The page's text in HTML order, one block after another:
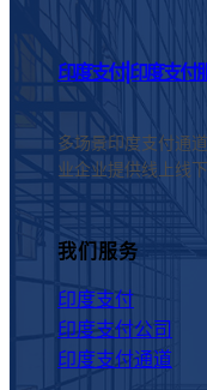
印度支付|印度支付
多场景印度支付通
业企业提供线上线
我们服务
印度支付
印度支付公司
印度支付通道